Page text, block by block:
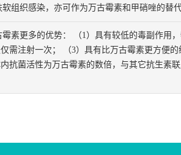
组织感染，亦可作为万古霉素和甲硝唑的替代
素更多的优势： （1）具有较低的毒副作用，
需注射一次； （3）具有比万古霉素更方便的
抗菌活性为万古霉素的数倍，与其它抗生素